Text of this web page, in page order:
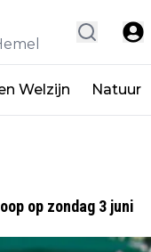
Welzijn Natuur
op zondag 3 juni